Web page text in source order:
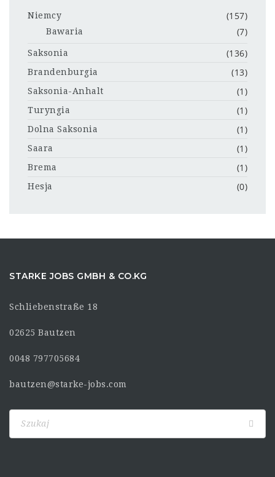
Niemcy (157)
Bawaria (7)
Saksonia (136)
Brandenburgia (13)
Saksonia-Anhalt (1)
Turyngia (1)
Dolna Saksonia (1)
Saara (1)
Brema (1)
Hesja (0)
STARKE JOBS GMBH & CO.KG
Schliebenstraße 18
02625 Bautzen
0048 797705684
bautzen@starke-jobs.com